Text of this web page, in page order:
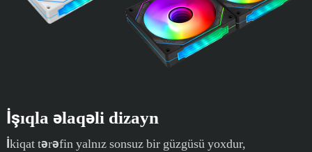
İşıqla əlaqəli dizayn
İkiqat tərəfin yalnız sonsuz bir güzgüsü yoxdur,